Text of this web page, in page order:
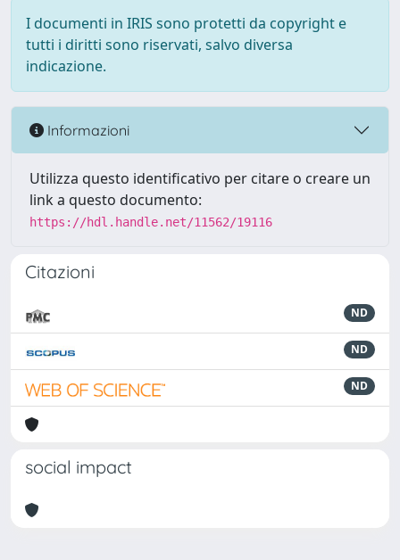
I documenti in IRIS sono protetti da copyright e
tutti i diritti sono riservati, salvo diversa
indicazione.
Informazioni
Utilizza questo identificativo per citare o creare un
link a questo documento:
https://hdl.handle.net/11562/19116
Citazioni
ND
ND
ND
social impact